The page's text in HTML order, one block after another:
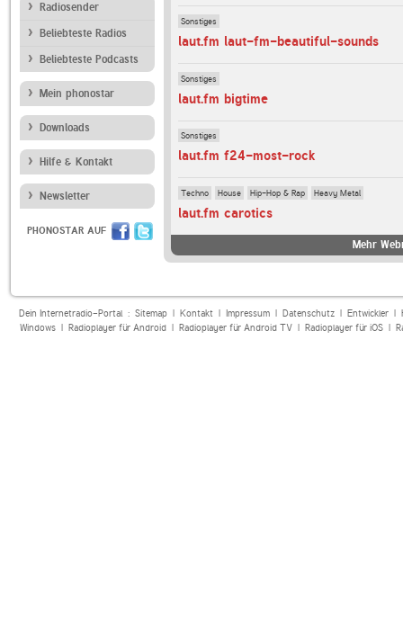
Radiosender
Beliebteste Radios
Beliebteste Podcasts
Mein phonostar
Downloads
Hilfe & Kontakt
Newsletter
PHONOSTAR AUF
Sonstiges
laut.fm laut-fm-beautiful-sounds
Sonstiges
laut.fm bigtime
Sonstiges
laut.fm f24-most-rock
Techno House Hip-Hop & Rap Heavy Metal
laut.fm carotics
Mehr
Dein Internetradio-Portal : Sitemap| Kontakt| Impressum| Datenschutz| Entwickler|
Windows| Radioplayer für Android| Radioplayer für Android TV| Radioplayer für iOS|